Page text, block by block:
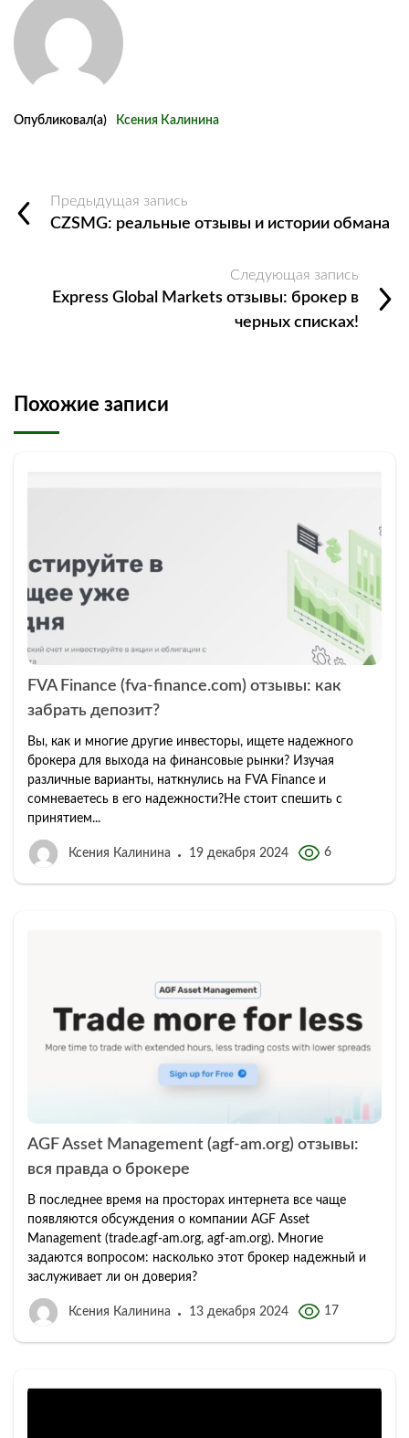
Опубликовал(а) Ксения Калинина
Предыдущая запись
CZSMG: реальные отзывы и истории обмана
Следующая запись
Express Global Markets отзывы: брокер в
черных списках!
Похожие записи
FVA Finance (fva-finance.com) отзывы: как
забрать депозит?
Вы, как и многие другие инвесторы, ищете надежного
брокера для выхода на финансовые рынки? Изучая
различные варианты, наткнулись на FVA Finance и
сомневаетесь в его надежности?Не стоит спешить с
принятием...
Ксения Калинина 19 декабря 2024 6
AGF Asset Management (agf-am.org) отзывы:
вся правда о брокере
В последнее время на просторах интернета все чаще
появляются обсуждения о компании AGF Asset
Management (trade.agf-am.org, agf-am.org). Многие
задаются вопросом: насколько этот брокер надежный и
заслуживает ли он доверия?
Ксения Калинина 13 декабря 2024 17